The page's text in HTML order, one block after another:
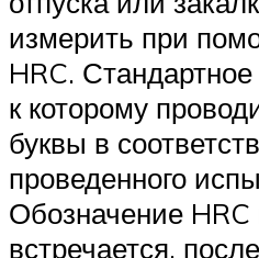
измерить при
HRC.
к которому
буквы в
проведенного
Обозначение
встречается,